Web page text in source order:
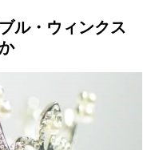
ル・ウィンクス